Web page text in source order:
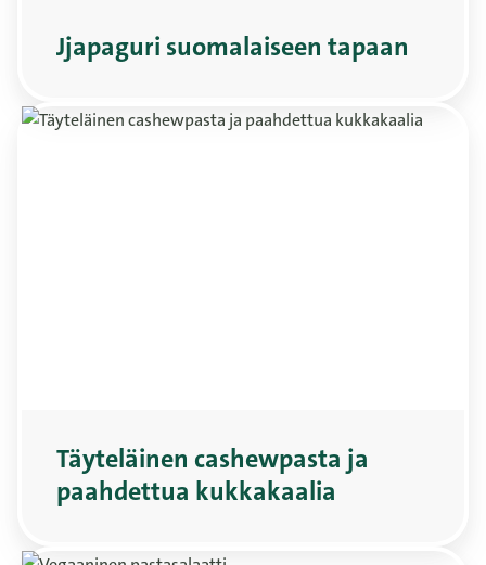
Jjapaguri suomalaiseen tapaan
Täyteläinen cashewpasta ja
paahdettua kukkakaalia